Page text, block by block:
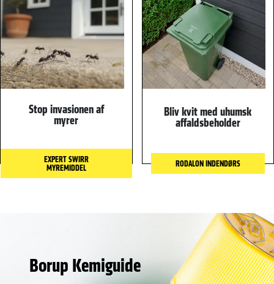
Stop invasionen af
myrer
EXPERT SWIRR
MYREMIDDEL
Bliv kvit med uhumsk
affaldsbeholder
RODALON INDENDØRS
Borup Kemiguide